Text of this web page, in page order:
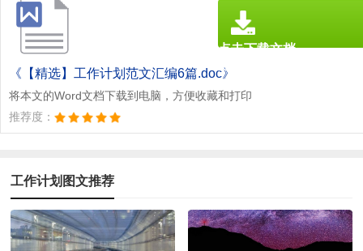
《【精选】工作计划范文汇编6篇.doc》
将本文的Word文档下载到电脑，方便收藏和打印
推荐度：
点击下载文档
文档为doc格式
工作计划图文推荐